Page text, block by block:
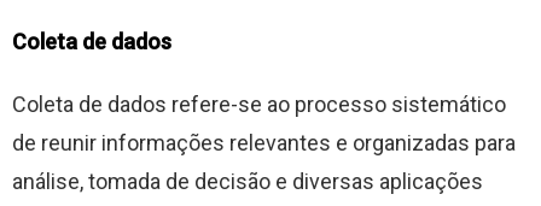
Coleta de dados
Coleta de dados refere-se ao processo sistemático
de reunir informações relevantes e organizadas para
análise, tomada de decisão e diversas aplicações